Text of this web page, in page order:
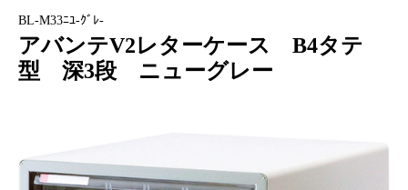
BL-M33ﾆﾕ-ｸﾞﾚ-
アバンテV2レターケース B4タテ
型 深3段 ニューグレー